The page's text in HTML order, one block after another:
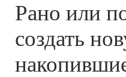
Рано или
создать